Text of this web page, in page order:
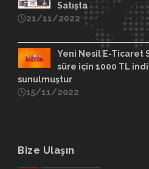
Satışta
21/11/2022
Yeni Nesil E-Ticaret
süre için 1000 TL
sunulmuştur
15/11/2022
Bize Ulaşın